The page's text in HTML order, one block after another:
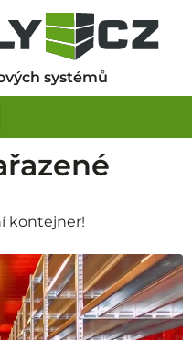
systémů
kontejner!